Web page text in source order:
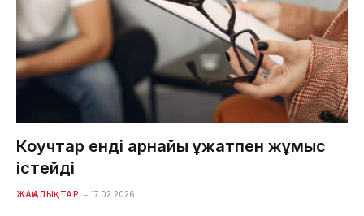
Коучтар енді арнайы құжатпен жұмыс
істейді
ЖАҢАЛЫҚТАР 17.02.2026